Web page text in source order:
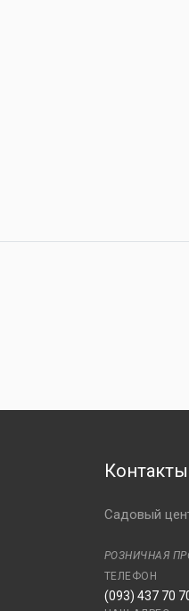
Контакты
Садовый
РОЗНИЧНАЯ
ТЕЛЕФОН
(093) 437 70